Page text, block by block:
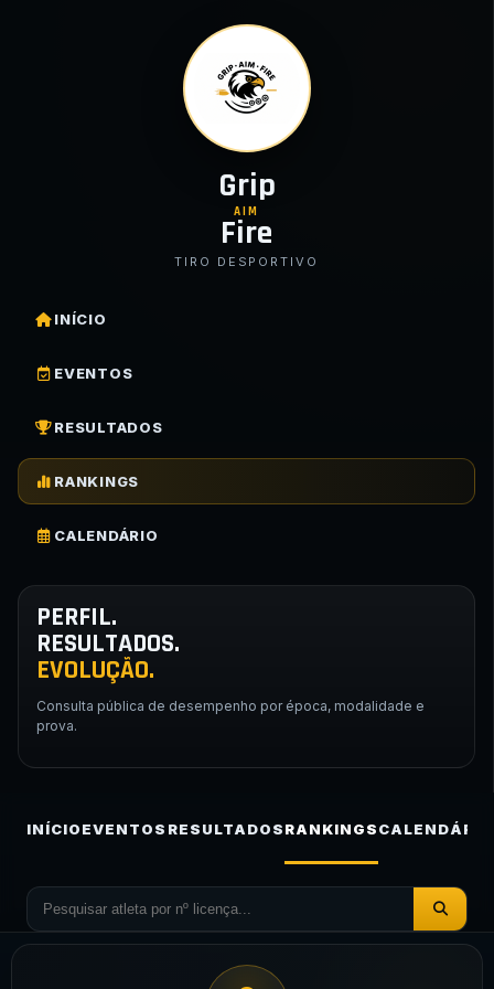
Grip
AIM
Fire
TIRO DESPORTIVO
INÍCIO
EVENTOS
RESULTADOS
RANKINGS
CALENDÁRIO
PERFIL.
RESULTADOS.
EVOLUÇÃO.
Consulta pública de desempenho por época, modalidade e
prova.
INÍCIOEVENTOS RESULTADOSRANKINGSCALENDÁRIO